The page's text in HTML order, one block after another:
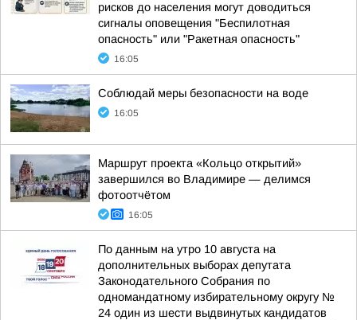
рисков до населения могут доводиться
сигналы оповещения "Беспилотная
опасность" или "Ракетная опасность"
16:05
Соблюдай меры безопасности на воде
16:05
Маршрут проекта «Кольцо открытий»
завершился во Владимире — делимся
фотоотчётом
16:05
По данным на утро 10 августа на
дополнительных выборах депутата
Законодательного Собрания по
одномандатному избирательному округу №
24 один из шести выдвинутых кандидатов